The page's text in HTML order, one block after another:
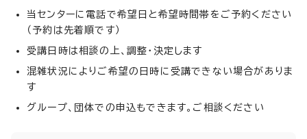
当センターに電話で希望日と希望時間帯をご予約ください
（予約は先着順です）
受講日時は相談の上、調整・決定します
混雑状況によりご希望の日時に受講できない場合がありま
す
グループ、団体での申込もできます。ご相談ください